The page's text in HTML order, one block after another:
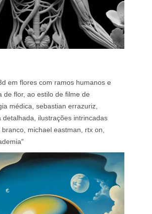
em flores com ramos humanos e
de flor, ao estilo de filme de
médica, sebastian errazuriz,
detalhada, ilustrações intrincadas
michael eastman, rtx on,